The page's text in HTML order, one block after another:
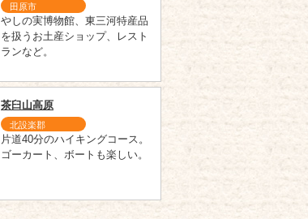
田原市
やしの実博物館、東三河特産品
を扱うお土産ショップ、レスト
ランなど。
茶臼山高原
北設楽郡
片道40分のハイキングコース。
ゴーカート、ボートも楽しい。